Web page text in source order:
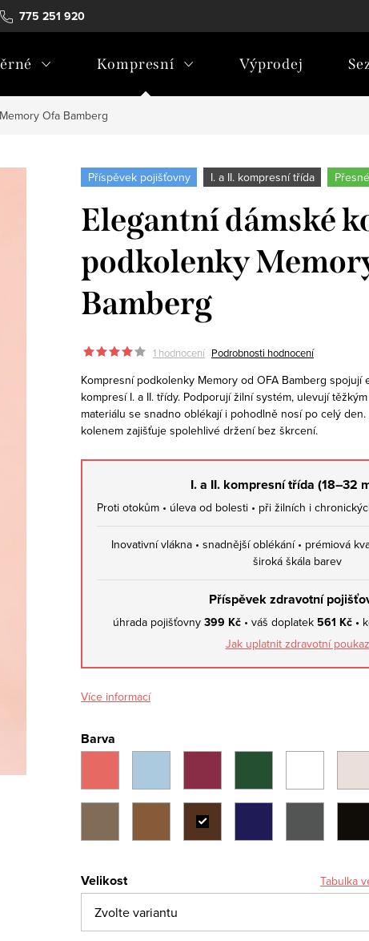
775 251 920
Kompresní Výprodej
Ofa Bamberg
Příspěvek pojišťovny I. a II. kompresní třída
Elegantní dámské
podkolenky
Bamberg
1 hodnocení Podrobnosti hodnocení
Kompresní podkolenky Memory od OFA Bamberg spojují
kompresí I. a II. třídy. Podporují žilní systém, ulevují
materiálu se snadno oblékají i pohodlně nosí po celý
kolenem zajišťuje spolehlivé držení bez škrcení.
I. a II. kompresní třída (18–32
Proti otokům • úleva od bolesti • při žilních i
Inovativní vlákna • snadnější oblékání • prémiová
široká škála barev
Příspěvek zdravotní
úhrada pojišťovny 399 Kč • váš doplatek 561 Kč •
Jak uplatnit zdravotní poukaz
Více informací
Barva
Velikost Tabulka